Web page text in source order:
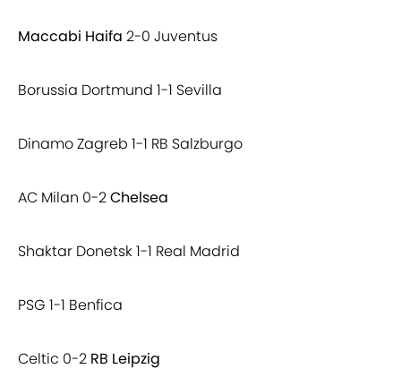
Maccabi Haifa 2-0 Juventus
Borussia Dortmund 1-1 Sevilla
Dinamo Zagreb 1-1 RB Salzburgo
AC Milan 0-2Chelsea
Shaktar Donetsk 1-1 Real Madrid
PSG 1-1 Benfica
Celtic 0-2 RB Leipzig